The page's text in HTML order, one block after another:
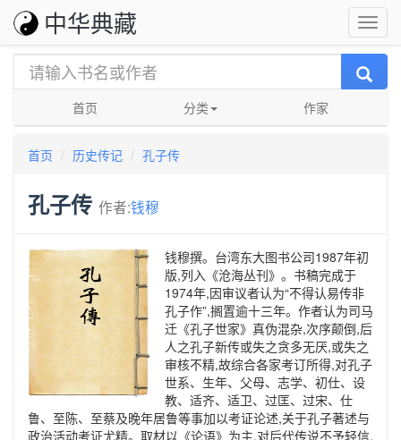
中华典藏
首页 分类 作家
首页 历史传记 孔子传
孔子传 作者:钱穆
钱穆撰。台湾东大图书公司1987年初
版,列入《沧海丛刊》。书稿完成于
1974年,因审议者认为“不得认易传非
孔子作”,搁置逾十三年。作者认为司马
迁《孔子世家》真伪混杂,次序颠倒,后
人之孔子新传或失之贪多无厌,或失之
审核不精,故综合各家考订所得,对孔子
世系、生年、父母、志学、初仕、设
教、适齐、适卫、过匡、过宋、仕
鲁、至陈、至蔡及晚年居鲁等事加以考证论述,关于孔子著述与
政治活动考证尤精。取材以《论语》为主,对后代传说不予轻信,